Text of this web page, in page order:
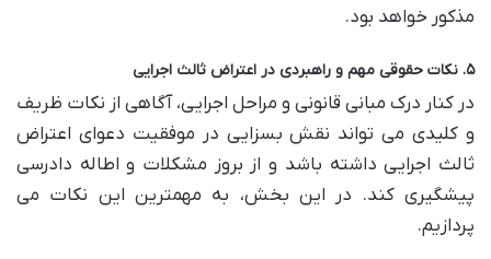
مذکور خواهد بود.
۵. نکات حقوقی مهم و راهبردی در اعتراض ثالث اجرایی
در کنار درک مبانی قانونی و مراحل اجرایی، آگاهی از نکات ظریف
و کلیدی می تواند نقش بسزایی در موفقیت دعوای اعتراض
ثالث اجرایی داشته باشد و از بروز مشکلات و اطاله دادرسی
پیشگیری کند. در این بخش، به مهمترین این نکات می
پردازیم.